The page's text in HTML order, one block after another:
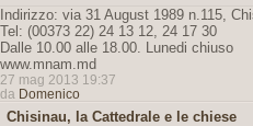
Indirizzo: via 31 August 1989 n.115,
Tel: (00373 22) 24 13 12, 24 17 30
Dalle 10.00 alle 18.00. Lunedi chiuso
www.mnam.md
27 mag 2013 19:37
da Domenico
Chisinau, la Cattedrale e le chiese